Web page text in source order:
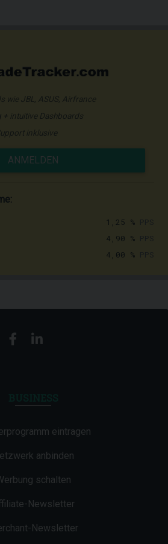
wie JBL, ASUS, Airfrance
+ intuitive Dashboards
inklusive
ANMELDEN
1,25 %
4,90 %
4,00 %
eintragen
anbinden
schalten
Newsletter
Newsletter